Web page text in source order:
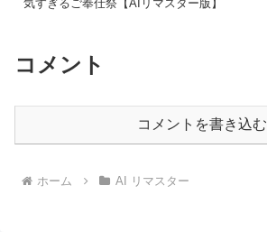
気すぎるご奉仕祭【AIリマスター版】
コメント
コメントを書き込む
ホーム AI リマスター